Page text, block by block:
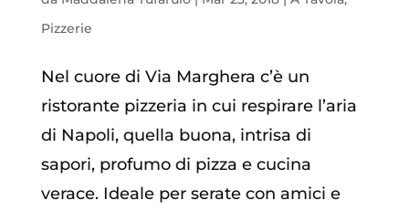
Pizzerie
Nel cuore di Via Marghera c’è un
ristorante pizzeria in cui respirare l’aria
di Napoli, quella buona, intrisa di
sapori, profumo di pizza e cucina
verace. Ideale per serate con amici e